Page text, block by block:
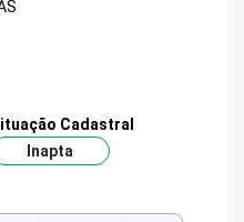
Cadastral
Inapta